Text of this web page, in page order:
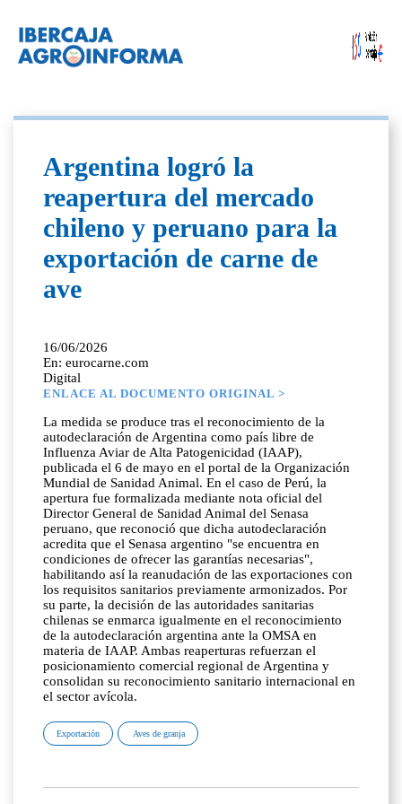
Argentina logró la
reapertura del mercado
chileno y peruano para la
exportación de carne de
ave
16/06/2026
En: eurocarne.com
Digital
ENLACE AL DOCUMENTO ORIGINAL >
La medida se produce tras el reconocimiento de la
autodeclaración de Argentina como país libre de
Influenza Aviar de Alta Patogenicidad (IAAP),
publicada el 6 de mayo en el portal de la Organización
Mundial de Sanidad Animal. En el caso de Perú, la
apertura fue formalizada mediante nota oficial del
Director General de Sanidad Animal del Senasa
peruano, que reconoció que dicha autodeclaración
acredita que el Senasa argentino "se encuentra en
condiciones de ofrecer las garantías necesarias",
habilitando así la reanudación de las exportaciones con
los requisitos sanitarios previamente armonizados. Por
su parte, la decisión de las autoridades sanitarias
chilenas se enmarca igualmente en el reconocimiento
de la autodeclaración argentina ante la OMSA en
materia de IAAP. Ambas reaperturas refuerzan el
posicionamiento comercial regional de Argentina y
consolidan su reconocimiento sanitario internacional en
el sector avícola.
Exportación Aves de granja